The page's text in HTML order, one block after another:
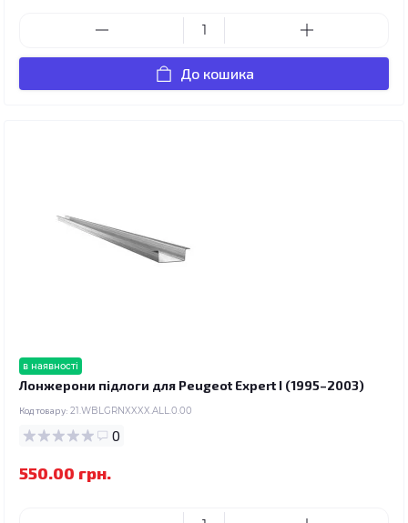
До кошика
в наявності
Лонжерони підлоги для Peugeot Expert I (1995–2003)
Код товару: 21.WBLGRNXXXX.ALL.0.00
0
550.00 грн.